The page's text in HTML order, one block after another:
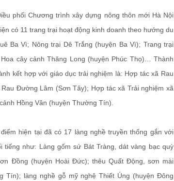
phối Chương trình xây dựng nông thôn mới Hà Nội
có 11 trang trại hoạt động kinh doanh theo hướng du
Ba Vì; Nông trại Dê Trắng (huyện Ba Vì); Trang trại
cây cảnh Thăng Long (huyện Phúc Thọ)… Thành
kết hợp với giáo dục trải nghiệm là: Hợp tác xã Rau
Đường Lâm (Sơn Tây); Hợp tác xã Trải nghiệm xã
Hồng Vân (huyện Thường Tín).
hiện tại đã có 17 làng nghề truyền thống gắn với
như: Làng gốm sứ Bát Tràng, dát vàng bạc quỳ
Đồng (huyện Hoài Đức); thêu Quất Động, sơn mài
Tín); làng nghề gỗ mỹ nghệ Thiết Úng (huyện Đông